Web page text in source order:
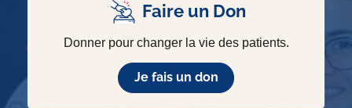
Faire un Don
Donner pour changer la vie des patients.
Je fais un don